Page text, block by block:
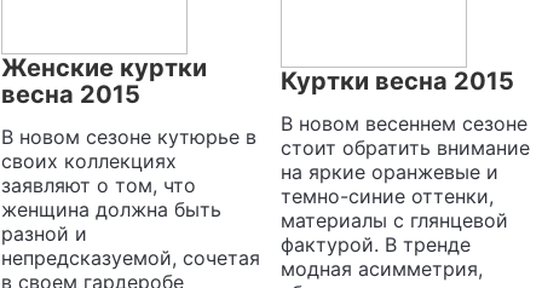
Женские куртки
весна 2015
В новом сезоне кутюрье в
своих коллекциях
заявляют о том, что
женщина должна быть
разной и
непредсказуемой, сочетая
в своем гардеробе
Куртки весна 2015
В новом весеннем сезоне
стоит обратить внимание
на яркие оранжевые и
темно-синие оттенки,
материалы с глянцевой
фактурой. В тренде
модная асимметрия,